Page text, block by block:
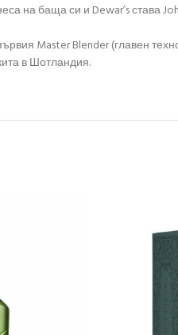
на баща си и Dewar’s става
Master Blender (главен
в Шотландия.